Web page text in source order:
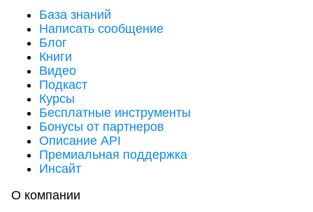
База знаний
Написать сообщение
Блог
Книги
Видео
Подкаст
Курсы
Бесплатные инструменты
Бонусы от партнеров
Описание API
Премиальная поддержка
Инсайт
О компании